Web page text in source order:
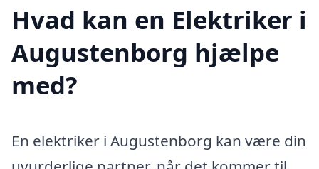
Hvad kan en Elektriker i
Augustenborg hjælpe
med?
En elektriker i Augustenborg kan være din